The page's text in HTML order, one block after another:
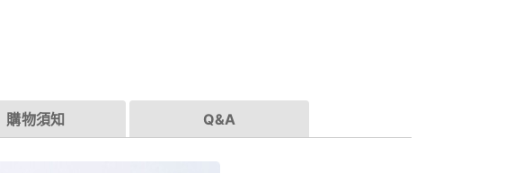
購物須知 Q&A